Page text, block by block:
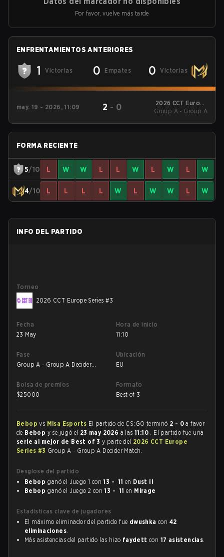
Por favor, vuelve más tarde
ENFRENTAMIENTOS ANTERIORES
1 Victorias 0 Empates 0 Victorias
may. 19 - 2026, 11:09 2 - 0
2026 CCT Europe
Series #3
Group A - Group A
FORMA RECIENTE
5/10 L W W L L W L W L W
4/10 L L L L W L W W L W
INFO DEL PARTIDO
Torneo
2026 CCT Europe Series #3
Fecha
23 May
Hora de inicio
11:10
Fase
Group A - Group A Decider
Ubicación
EU
Bolsa de premios
$25000
Formato
Best of 3
Bebopvs Misa Esports El partido de CS:GO terminó 2 - 0 a favor
de Bebop y se jugó el 23 may 2026 a las11:10 . El partido fue una
serie al mejor de Best of 3y parte del 2026 CCT Europe
Series #3 Group A - Group A Decider Match.
Desglose del partido
Bebop ganó el Juego 1 con13 - 11 en Dust II
Bebop ganó el Juego 2 con13 - 11 en Mirage
Estadísticas clave de jugadores
El máximo eliminador del partido fue dwushka con 42
eliminaciones.
Más asistencias del partido las hizo faydett con 17 asistencias.